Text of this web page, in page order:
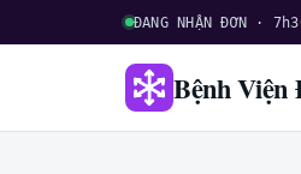
ĐANG NHẬN ĐƠN ·
Bệnh Viện